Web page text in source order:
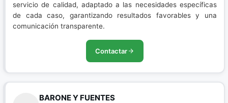
servicio de calidad, adaptado a las necesidades específicas
de cada caso, garantizando resultados favorables y una
comunicación transparente.
Contactar
BARONE Y FUENTES